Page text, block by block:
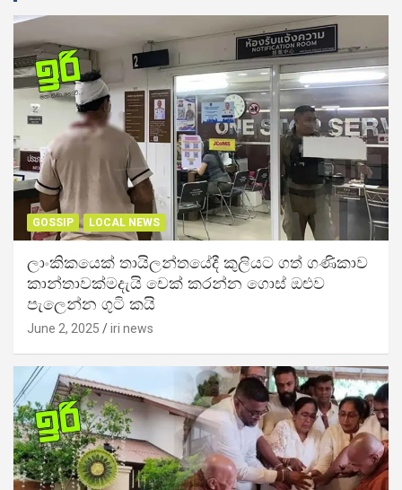
GOSSIP LOCAL NEWS
ලාංකිකයෙක් තායිලන්තයේදී කුලියට ගත් ගණිකාව
කාන්තාවක්මදැයි චෙක් කරන්න ගොස් ඔළුව
පැලෙන්න ගුටි කයි
June 2, 2025 iri news